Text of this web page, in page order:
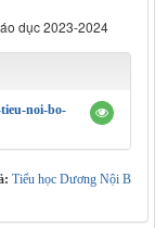
dục 2023-2024
noi-bo-
Tiểu học Dương Nội B